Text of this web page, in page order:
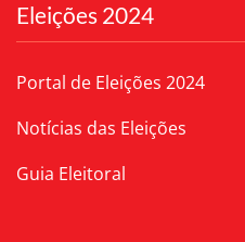
Eleições 2024
Portal de Eleições 2024
Notícias das Eleições
Guia Eleitoral